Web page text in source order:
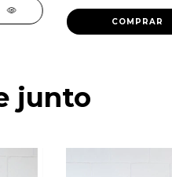
COMPRAR
junto